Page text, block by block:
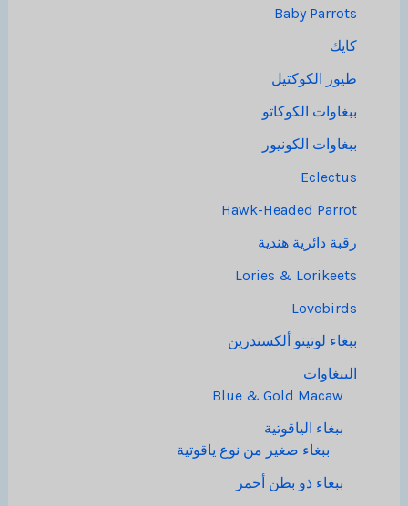
Baby Parrots
كايك
طيور الكوكتيل
ببغاوات الكوكاتو
ببغاوات الكونيور
Eclectus
Hawk-Headed Parrot
رقبة دائرية هندية
Lories & Lorikeets
Lovebirds
ببغاء لوتينو ألكسندرين
الببغاوات
Blue & Gold Macaw
ببغاء الياقوتية
ببغاء صغير من نوع ياقوتية
ببغاء ذو بطن أحمر